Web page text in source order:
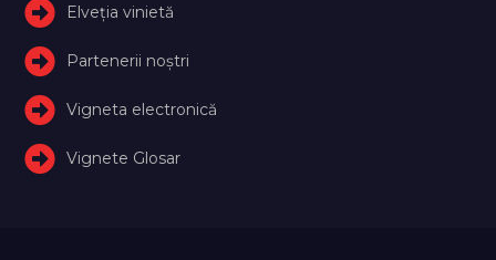
Elveţia vinietă
Partenerii noștri
Vigneta electronică
Vignete Glosar